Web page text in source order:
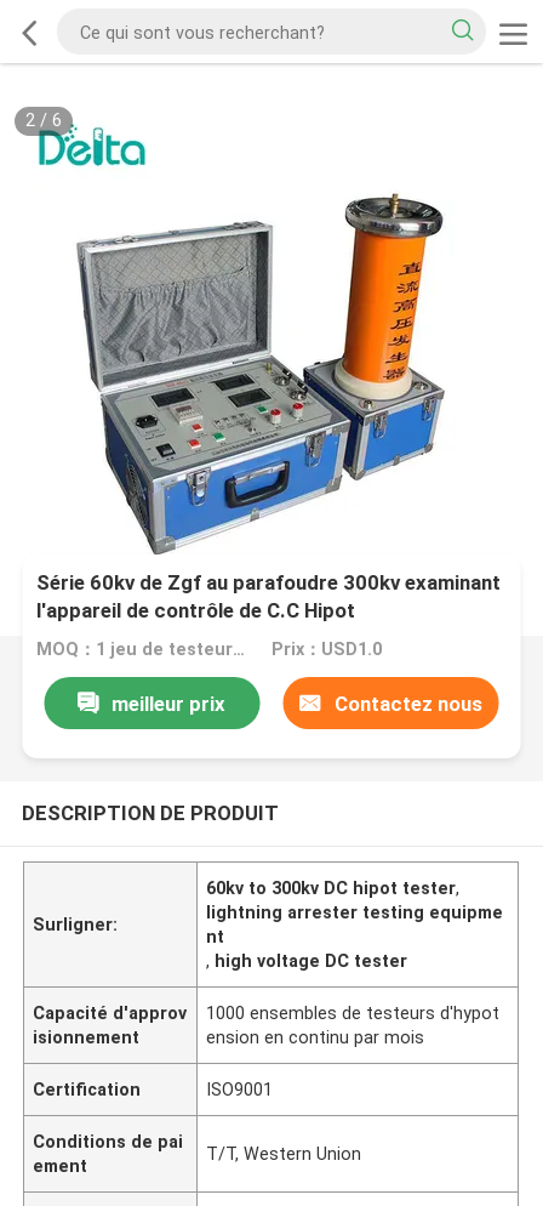
2/ 6
Série 60kv de Zgf au parafoudre 300kv examinant
l'appareil de contrôle de C.C Hipot
MOQ：1 jeu de testeurs d'hypotension DC Prix：USD1.0
meilleur prix Contactez nous
DESCRIPTION DE PRODUIT
Surligner:
60kv to 300kv DC hipot tester,
lightning arrester testing equipme
nt
, high voltage DC tester
Capacité d'approv
isionnement
1000 ensembles de testeurs d'hypot
ension en continu par mois
Certification ISO9001
Conditions de pai
ement
T/T, Western Union